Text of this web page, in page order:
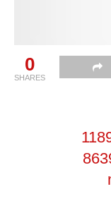
0
SHARES